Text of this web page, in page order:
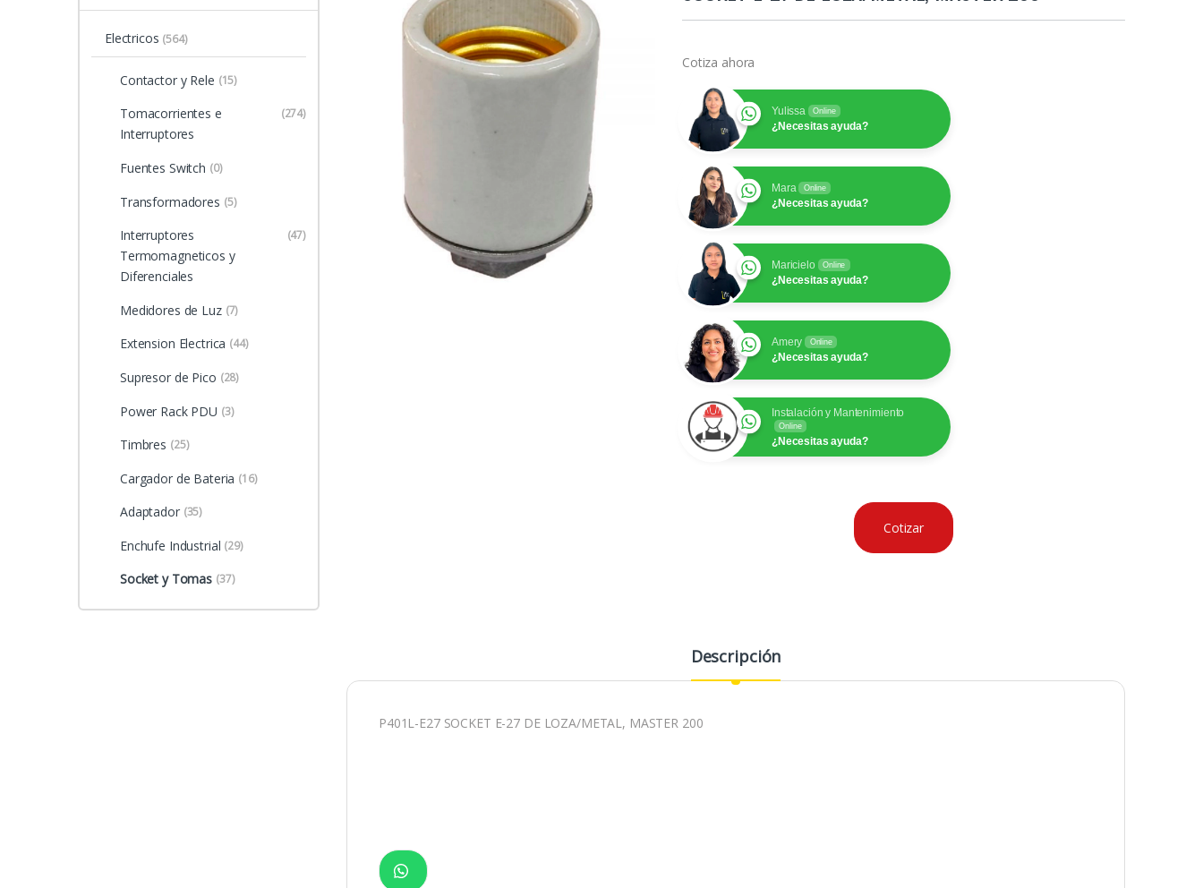
Cotiza ahora
Yulissa Online
¿Necesitas ayuda?
Mara Online
¿Necesitas ayuda?
Maricielo Online
¿Necesitas ayuda?
Amery Online
¿Necesitas ayuda?
Instalación y Mantenimiento
Online
¿Necesitas ayuda?
Cotizar
Descripción
P401L-E27 SOCKET E-27 DE LOZA/METAL, MASTER 200
Electricos (564)
Contactor y Rele (15)
Tomacorrientes e
Interruptores
(274)
Fuentes Switch (0)
Transformadores (5)
Interruptores
Termomagneticos y
Diferenciales
(47)
Medidores de Luz (7)
Extension Electrica (44)
Supresor de Pico (28)
Power Rack PDU (3)
Timbres (25)
Cargador de Bateria (16)
Adaptador (35)
Enchufe Industrial (29)
Socket y Tomas (37)